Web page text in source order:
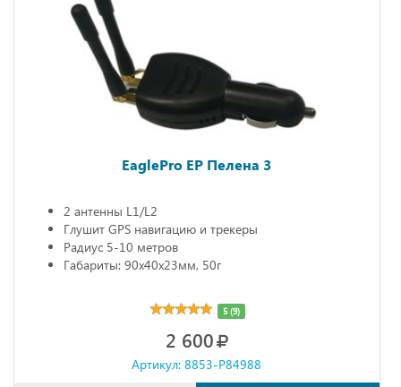
EaglePro EP Пелена 3
2 антенны L1/L2
Глушит GPS навигацию и трекеры
Радиус 5-10 метров
Габариты: 90х40х23мм, 50г
5 (9)
2 600
Артикул: 8853-P84988